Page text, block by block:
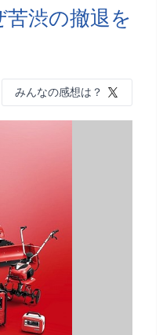
渋の撤退を
みんなの感想は？